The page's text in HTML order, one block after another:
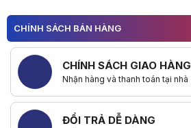
Hữu ích (0)
2
CHÍNH SÁCH BÁN HÀNG
CHÍNH SÁCH GIAO HÀNG
Nhận hàng và thanh toán tại nhà
ĐỔI TRẢ DỄ DÀNG